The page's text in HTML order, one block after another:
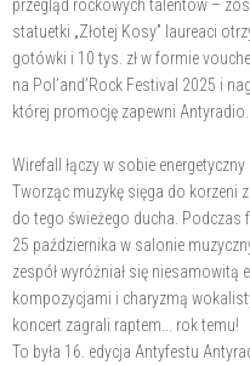
przegląd rockowych talentów –
statuetki „Złotej Kosy” laureaci
gotówki i 10 tys. zł w formie
na Pol’and’Rock Festival 2025 i
której promocję zapewni Antyradio.
Wirefall łączy w sobie
Tworząc muzykę sięga do korzeni
do tego świeżego ducha. Podczas
25 października w salonie
zespół wyróżniał się niesamowitą
kompozycjami i charyzmą
koncert zagrali raptem... rok temu!
To była 16. edycja Antyfestu